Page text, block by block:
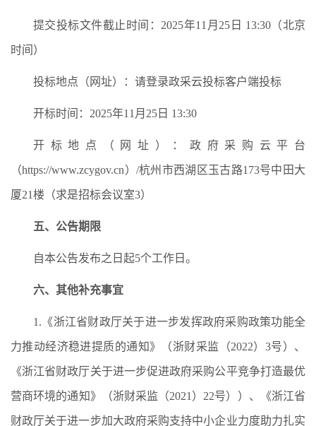
提交投标文件截止时间：2025年11月25日 13:30（北京
时间）
投标地点（网址）：请登录政采云投标客户端投标
开标时间：2025年11月25日 13:30
开标地点（网址）：政府采购云平台
（https://www.zcygov.cn）/杭州市西湖区玉古路173号中田大
厦21楼（求是招标会议室3）
五、公告期限
自本公告发布之日起5个工作日。
六、其他补充事宜
1.《浙江省财政厅关于进一步发挥政府采购政策功能全
力推动经济稳进提质的通知》（浙财采监（2022）3号）、
《浙江省财政厅关于进一步促进政府采购公平竞争打造最优
营商环境的通知》（浙财采监（2021）22号））、《浙江省
财政厅关于进一步加大政府采购支持中小企业力度助力扎实